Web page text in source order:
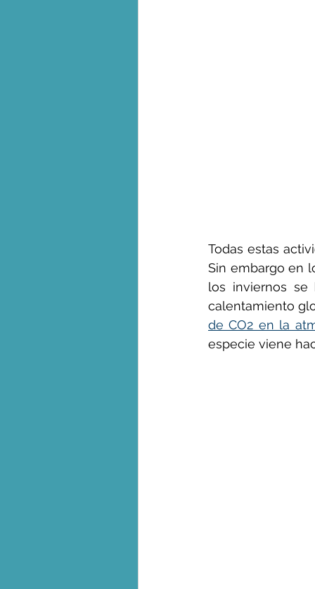
Todas estas
Sin embargo en
los inviernos
calentamiento
de CO2 en la
especie viene